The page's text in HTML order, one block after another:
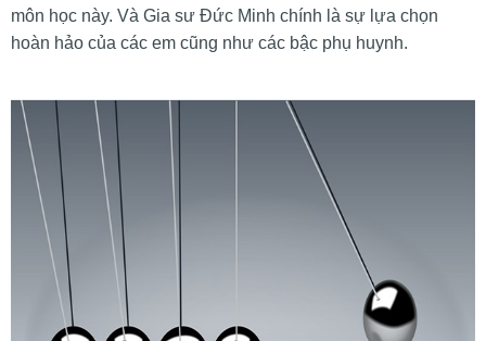
môn học này. Và Gia sư Đức Minh chính là sự lựa chọn
hoàn hảo của các em cũng như các bậc phụ huynh.